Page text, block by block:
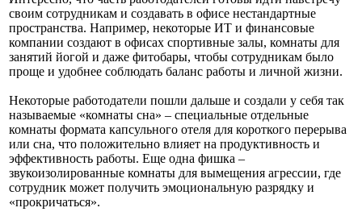
своим сотрудникам и создавать в офисе нестандартные
пространства. Например, некоторые ИТ и финансовые
компании создают в офисах спортивные залы, комнаты для
занятий йогой и даже фитобары, чтобы сотрудникам было
проще и удобнее соблюдать баланс работы и личной жизни.
Некоторые работодатели пошли дальше и создали у себя так
называемые «комнаты сна» – специальные отдельные
комнаты формата капсульного отеля для короткого перерыва
или сна, что положительно влияет на продуктивность и
эффективность работы. Еще одна фишка –
звукоизолированные комнаты для вымещения агрессии, где
сотрудник может получить эмоциональную разрядку и
«прокричаться».